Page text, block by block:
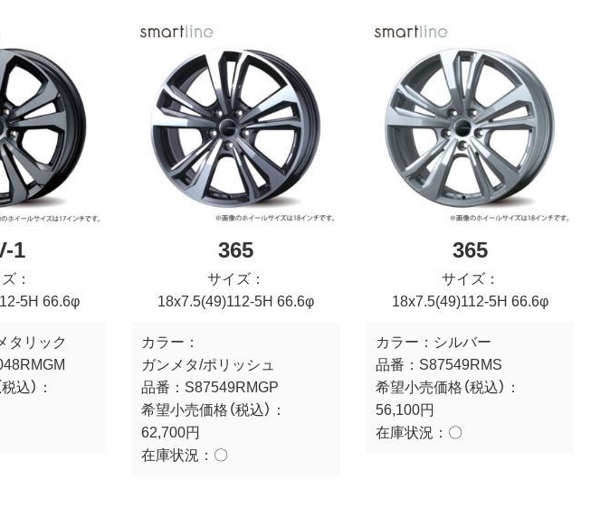
1
：
5H 66.6φ
タリック
込）：
365
サイズ：
18x7.5(49)112-5H 66.6φ
カラー：
ガンメタ/ポリッシュ
品番： S87549RMGP
希望小売価格（税込）：
62,700円
在庫状況： 〇
365
サイズ：
18x7.5(49)112-5H 66.6φ
カラー： シルバー
品番： S87549RMS
希望小売価格（税込）：
56,100円
在庫状況： 〇